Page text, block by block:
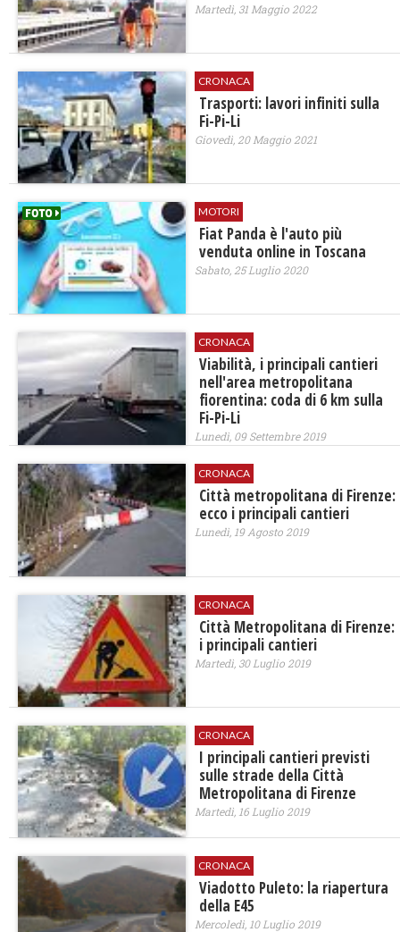
Martedì, 31 Maggio 2022
CRONACA
Trasporti: lavori infiniti sulla
Fi-Pi-Li
Giovedì, 20 Maggio 2021
MOTORI
Fiat Panda è l'auto più
venduta online in Toscana
Sabato, 25 Luglio 2020
CRONACA
Viabilità, i principali cantieri
nell'area metropolitana
fiorentina: coda di 6 km sulla
Fi-Pi-Li
Lunedì, 09 Settembre 2019
CRONACA
Città metropolitana di Firenze:
ecco i principali cantieri
Lunedì, 19 Agosto 2019
CRONACA
Città Metropolitana di Firenze:
i principali cantieri
Martedì, 30 Luglio 2019
CRONACA
I principali cantieri previsti
sulle strade della Città
Metropolitana di Firenze
Martedì, 16 Luglio 2019
CRONACA
Viadotto Puleto: la riapertura
della E45
Mercoledì, 10 Luglio 2019